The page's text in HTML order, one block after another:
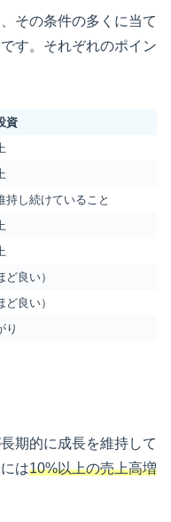
その条件の多くに当て
す。それぞれのポイン
資
持し続けていること
ど良い）
ど良い）
り
期的に成長を維持して
は10%以上の売上高増